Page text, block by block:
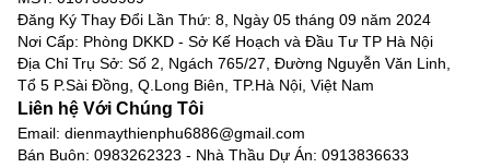
Tivi Sony Full Array LED 4K:Sử dụng công nghệ
làm mờ cục bộ (Local Dimming), sẽ tự động bật/tắt
từng vùng LED độc lập theo hình ảnh. Tivi nhờ đó mà
có khả năng hiển thị độ sáng tốt hơn, màu đen sâu
thẳm hơn và mang lại cảm giác chân thực hơn
Tivi Sony Mini LED 4K: Là công nghệ cải tiến từ công
Đăng Ký Thay Đổi Lần Thứ: 8, Ngày 05 tháng 09 năm 2024
Nơi Cấp: Phòng DKKD - Sở Kế Hoạch và Đầu Tư TP Hà Nội
Địa Chỉ Trụ Sở: Số 2, Ngách 765/27, Đường Nguyễn Văn Linh,
Tổ 5 P.Sài Đồng, Q.Long Biên, TP.Hà Nội, Việt Nam
Liên hệ Với Chúng Tôi
Email: dienmaythienphu6886@gmail.com
Bán Buôn: 0983262323 - Nhà Thầu Dự Án: 0913836633